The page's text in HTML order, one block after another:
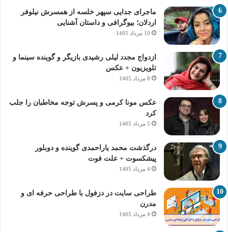
ماجرای جدایی سپهر خلسه از همسرش نیلوفر
اردلان؛ بیوگرافی و داستان آشنایی
10 مرداد 1405
ازدواج مجدد لیلی رشیدی بازیگر و گوینده سینما و
تلویزیون + عکس
8 مرداد 1405
عکس مونا کرمی و پسرش توجه مخاطبان را جلب
کرد
5 مرداد 1405
درگذشت محمد یاراحمدی گوینده و دوبلور
پیشکسوت + علت فوت
4 مرداد 1405
طراحی سایت در دزفول با طراحی حرفه‌ ای و
مدرن
4 مرداد 1405